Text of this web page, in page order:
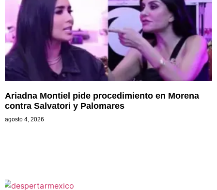
Ariadna Montiel pide procedimiento en Morena
contra Salvatori y Palomares
agosto 4, 2026